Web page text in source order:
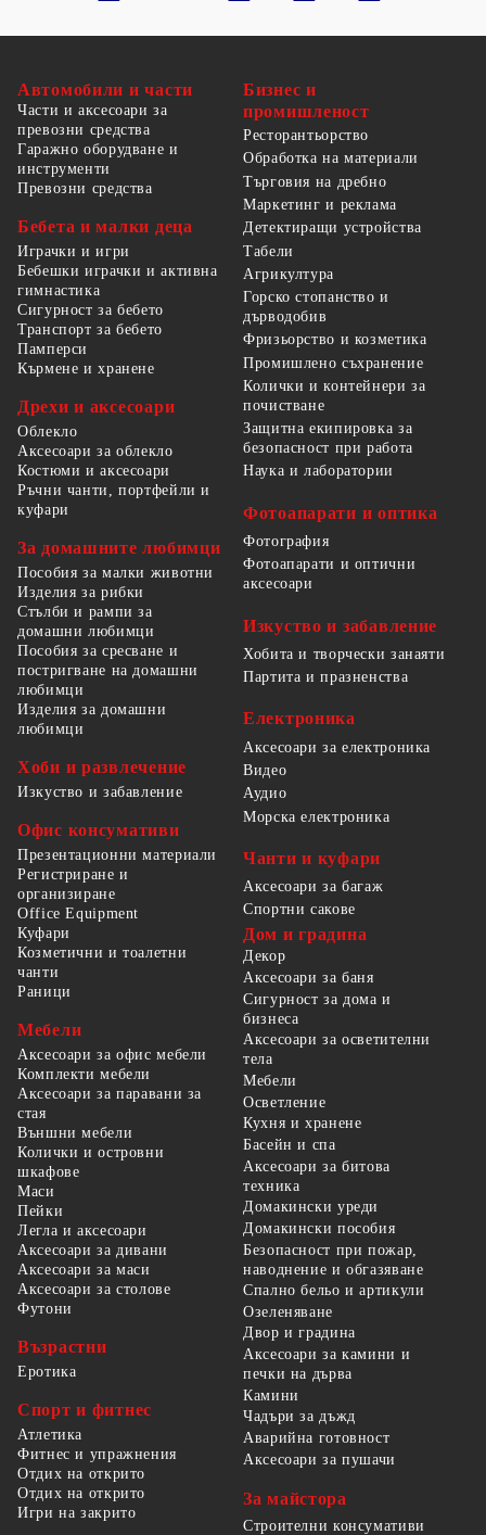
Автомобили и части
Части и аксесоари за
превозни средства
Гаражно оборудване и
инструменти
Превозни средства
Бебета и малки деца
Играчки и игри
Бебешки играчки и активна
гимнастика
Сигурност за бебето
Транспорт за бебето
Памперси
Кърмене и хранене
Дрехи и аксесоари
Облекло
Аксесоари за облекло
Костюми и аксесоари
Ръчни чанти, портфейли и
куфари
За домашните любимци
Пособия за малки животни
Изделия за рибки
Стълби и рампи за
домашни любимци
Пособия за сресване и
постригване на домашни
любимци
Изделия за домашни
любимци
Хоби и развлечение
Изкуство и забавление
Офис консумативи
Презентационни материали
Регистриране и
организиране
Office Equipment
Бизнес и
промишленост
Ресторантьорство
Обработка на материали
Търговия на дребно
Маркетинг и реклама
Детектиращи устройства
Табели
Агрикултура
Горско стопанство и
дърводобив
Фризьорство и козметика
Промишлено съхранение
Колички и контейнери за
почистване
Защитна екипировка за
безопасност при работа
Наука и лаборатории
Фотоапарати и оптика
Фотография
Фотоапарати и оптични
аксесоари
Изкуство и забавление
Хобита и творчески занаяти
Партита и празненства
Електроника
Аксесоари за електроника
Видео
Аудио
Морска електроника
Чанти и куфари
Аксесоари за багаж
Спортни сакове
Куфари
Козметични и тоалетни
чанти
Раници
Мебели
Аксесоари за офис мебели
Комплекти мебели
Аксесоари за паравани за
стая
Външни мебели
Колички и островни
шкафове
Маси
Пейки
Легла и аксесоари
Аксесоари за дивани
Аксесоари за маси
Аксесоари за столове
Футони
Възрастни
Еротика
Спорт и фитнес
Атлетика
Фитнес и упражнения
Отдих на открито
Отдих на открито
Игри на закрито
Дом и градина
Декор
Аксесоари за баня
Сигурност за дома и
бизнеса
Аксесоари за осветителни
тела
Мебели
Осветление
Кухня и хранене
Басейн и спа
Аксесоари за битова
техника
Домакински уреди
Домакински пособия
Безопасност при пожар,
наводнение и обгазяване
Спално бельо и артикули
Озеленяване
Двор и градина
Аксесоари за камини и
печки на дърва
Камини
Чадъри за дъжд
Аварийна готовност
Аксесоари за пушачи
За майстора
Строителни консумативи